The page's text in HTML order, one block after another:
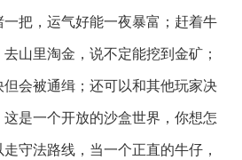
把，运气好能一夜暴富；赶着牛
山里淘金，说不定能挖到金矿；
会被通缉；还可以和其他玩家决
是一个开放的沙盒世界，你想怎
守法路线，当一个正直的牛仔，